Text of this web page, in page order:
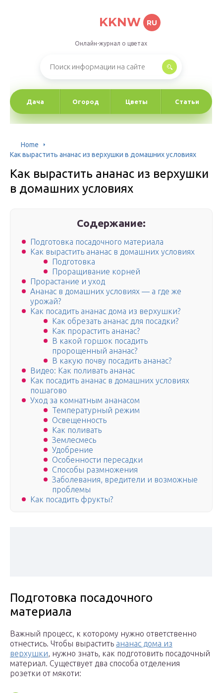
KKNW RU
Онлайн-журнал о цветах
Дача Огород Цветы Статьи
Home
Как вырастить ананас из верхушки в домашних условиях
Как вырастить ананас из верхушки
в домашних условиях
Содержание:
Подготовка посадочного материала
Как вырастить ананас в домашних условиях
Подготовка
Проращивание корней
Прорастание и уход
Ананас в домашних условиях — а где же
урожай?
Как посадить ананас дома из верхушки?
Как обрезать ананас для посадки?
Как прорастить ананас?
В какой горшок посадить
пророщенный ананас?
В какую почву посадить ананас?
Видео: Как поливать ананас
Как посадить ананас в домашних условиях
пошагово
Уход за комнатным ананасом
Температурный режим
Освещенность
Как поливать
Землесмесь
Удобрение
Особенности пересадки
Способы размножения
Заболевания, вредители и возможные
проблемы
Как посадить фрукты?
Подготовка посадочного
материала
Важный процесс, к которому нужно ответственно
отнестись. Чтобы вырастить ананас дома из
верхушки, нужно знать, как подготовить посадочный
материал. Существует два способа отделения
розетки от мякоти: